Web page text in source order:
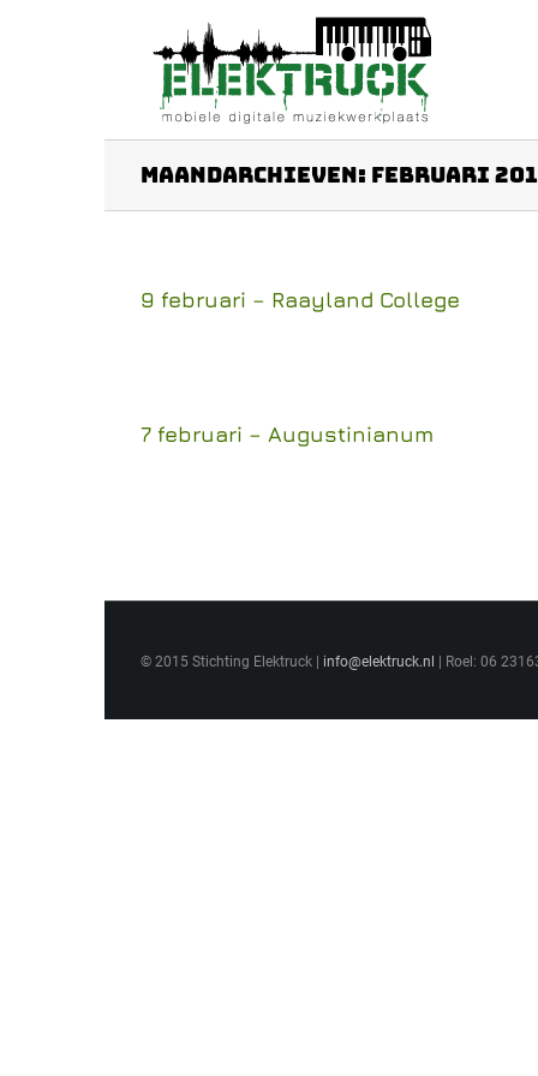
Maandarchieven: februari
9 februari – Raayland College
7 februari – Augustinianum
© 2015 Stichting Elektruck | info@elektruck.nl | Roel: 06